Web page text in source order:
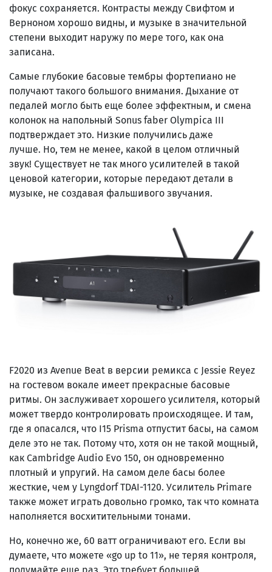
фокус сохраняется. Контрасты между Свифтом и
Верноном хорошо видны, и музыке в значительной
степени выходит наружу по мере того, как она
записана.
Самые глубокие басовые тембры фортепиано не
получают такого большого внимания. Дыхание от
педалей могло быть еще более эффектным, и смена
колонок на напольный Sonus faber Olympica III
подтверждает это. Низкие получились даже
лучше. Но, тем не менее, какой в ​​целом отличный
звук! Существует не так много усилителей в такой
ценовой категории, которые передают детали в
музыке, не создавая фальшивого звучания.
F2020 из Avenue Beat в версии ремикса с Jessie Reyez
на гостевом вокале имеет прекрасные басовые
ритмы. Он заслуживает хорошего усилителя, который
может твердо контролировать происходящее. И там,
где я опасался, что I15 Prisma отпустит басы, на самом
деле это не так. Потому что, хотя он не такой мощный,
как Cambridge Audio Evo 150, он одновременно
плотный и упругий. На самом деле басы более
жесткие, чем у Lyngdorf TDAI-1120. Усилитель Primare
также может играть довольно громко, так что комната
наполняется восхитительными тонами.
Но, конечно же, 60 ватт ограничивают его. Если вы
думаете, что можете «go up to 11», не теряя контроля,